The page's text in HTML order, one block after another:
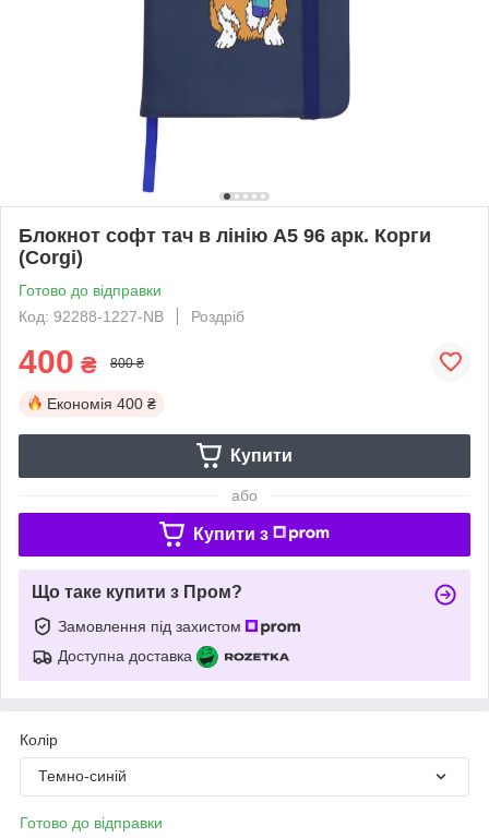
Блокнот софт тач в лінію А5 96 арк. Корги
(Corgi)
Готово до відправки
Код: 92288-1227-NB
Роздріб
400 ₴ 800 ₴
Економія 400 ₴
Купити
або
Купити з
Що таке купити з Пром?
Замовлення під захистом
Доступна доставка
Колір
Темно-синій
Готово до відправки